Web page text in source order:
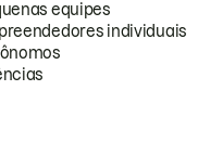
equipes
individuais